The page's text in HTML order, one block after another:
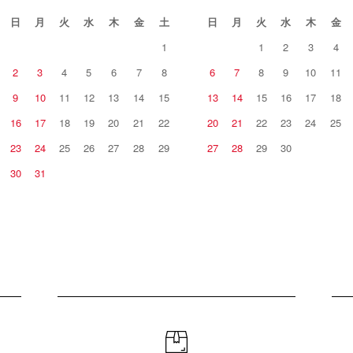
日 月 火 水 木 金
土
1
2
3 4 5 6 7
8
9
10 11 12 13 14
15
16
17 18 19 20 21
22
23
24 25 26 27 28
29
30
31
日 月 火 水 木 金
1
2 3 4
6
7 8 9 10 11
13
14 15 16 17 18
20
21 22 23 24 25
27
28 29 30